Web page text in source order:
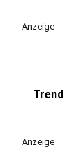
Anzeige
Trend
Anzeige